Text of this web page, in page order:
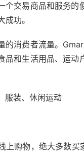
个交易商品和服务的
功。
的消费者流量。
品和生活用品、运动
服装、休闲运动
上购物，绝大多数